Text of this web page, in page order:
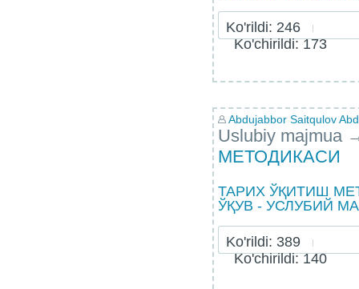
Ko'rildi: 246
Ko'chirildi: 173
Abdujabbor Saitqulov
Uslubiy majmua
МЕТОДИКАСИ
ТАРИХ ЎҚИТИШ
ЎҚУВ - УСЛУБИЙ
Ko'rildi: 389
Ko'chirildi: 140